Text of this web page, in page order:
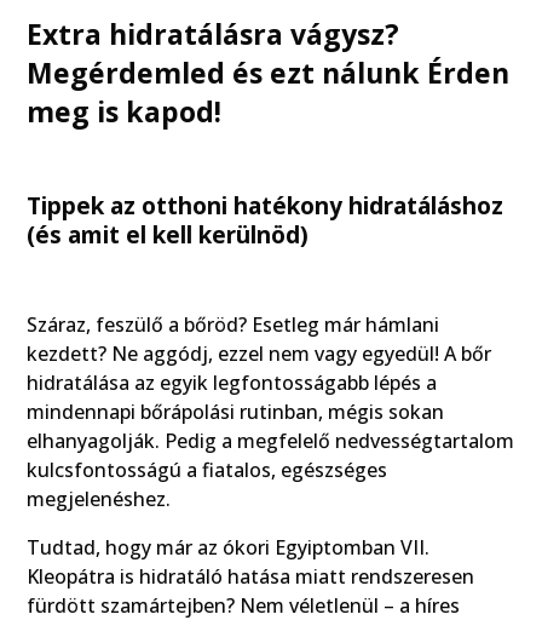
Extra hidratálásra vágysz?
Megérdemled és ezt nálunk Érden
meg is kapod!
Tippek az otthoni hatékony hidratáláshoz
(és amit el kell kerülnöd)
Száraz, feszülő a bőröd? Esetleg már hámlani
kezdett? Ne aggódj, ezzel nem vagy egyedül! A bőr
hidratálása az egyik legfontosságabb lépés a
mindennapi bőrápolási rutinban, mégis sokan
elhanyagolják. Pedig a megfelelő nedvességtartalom
kulcsfontosságú a fiatalos, egészséges
megjelenéshez.
Tudtad, hogy már az ókori Egyiptomban VII.
Kleopátra is hidratáló hatása miatt rendszeresen
fürdött szamártejben? Nem véletlenül – a híres